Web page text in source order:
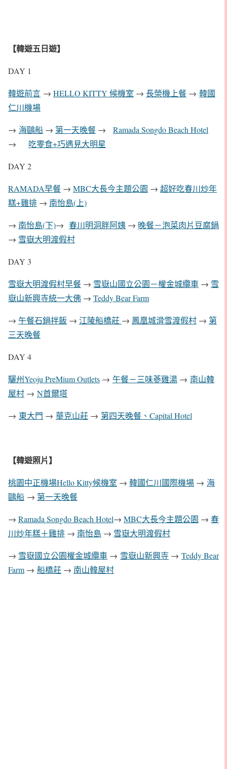
【韓遊五日遊】
DAY 1
韓遊前言 → HELLO KITTY 候機室 → 長榮機上餐 → 韓國
仁川機場
→ 海鷗船 → 第一天晚餐 →
Ramada Songdo Beach Hotel
→ 吃零食+巧遇見大明星
DAY 2
RAMADA早餐 → MBC大長今主題公園 → 超好吃春川炒年
糕+雞排 → 南怡島(上)
→ 南怡島(下)→ 春川明洞胖阿姨 → 晚餐－泡菜肉片豆腐鍋
→ 雪嶽大明渡假村
DAY 3
雪嶽大明渡假村早餐 → 雪嶽山國立公園－權金城纜車 → 雪
嶽山新興寺統一大佛 → Teddy Bear Farm
→ 午餐石鍋拌飯 → 江陵船橋莊 → 鳳凰城滑雪渡假村 → 第
三天晚餐
DAY 4
驪州Yeoju PreMium Outlets → 午餐－三味蔘雞湯 → 南山韓
屋村 → N首爾塔
→ 東大門 → 華克山莊 → 第四天晚餐、Capital Hotel
【韓遊照片】
桃園中正機場Hello Kitty候機室 → 韓國仁川國際機場 → 海
鷗船 → 第一天晚餐
→ Ramada Songdo Beach Hotel→ MBC大長今主題公園 → 春
川炒年糕＋雞排 → 南怡島 → 雪嶽大明渡假村
→ 雪嶽國立公園權金城纜車 → 雪嶽山新興寺 → Teddy Bear
Farm → 船橋莊 → 南山韓屋村